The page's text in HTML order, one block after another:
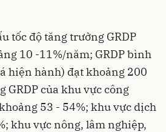
tốc độ tăng trưởng GRDP
10 -11%/năm; GRDP bình
hiện hành) đạt khoảng 200
GRDP của khu vực công
53 - 54%; khu vực dịch
khu vực nông, lâm nghiệp,